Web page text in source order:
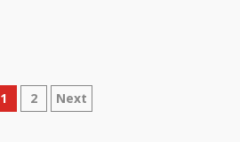
Paginazione
1 2 Next